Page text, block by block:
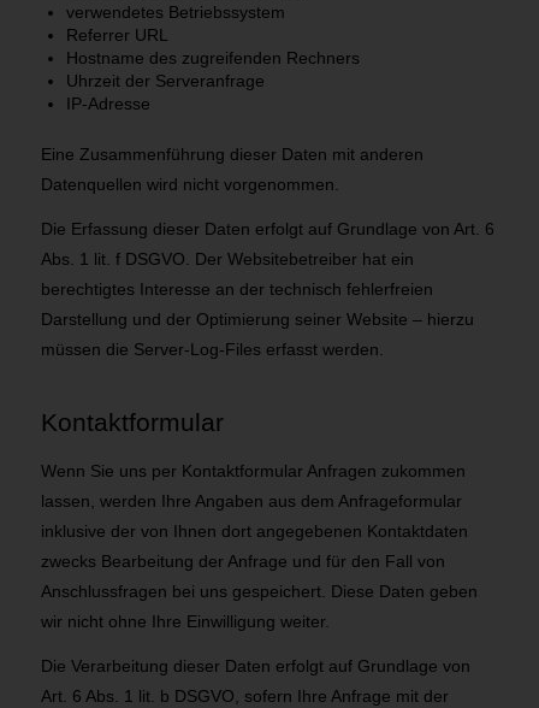
verwendetes Betriebssystem
Referrer URL
Hostname des zugreifenden Rechners
Uhrzeit der Serveranfrage
IP-Adresse
Eine Zusammenführung dieser Daten mit anderen
Datenquellen wird nicht vorgenommen.
Die Erfassung dieser Daten erfolgt auf Grundlage von Art. 6
Abs. 1 lit. f DSGVO. Der Websitebetreiber hat ein
berechtigtes Interesse an der technisch fehlerfreien
Darstellung und der Optimierung seiner Website – hierzu
müssen die Server-Log-Files erfasst werden.
Kontaktformular
Wenn Sie uns per Kontaktformular Anfragen zukommen
lassen, werden Ihre Angaben aus dem Anfrageformular
inklusive der von Ihnen dort angegebenen Kontaktdaten
zwecks Bearbeitung der Anfrage und für den Fall von
Anschlussfragen bei uns gespeichert. Diese Daten geben
wir nicht ohne Ihre Einwilligung weiter.
Die Verarbeitung dieser Daten erfolgt auf Grundlage von
Art. 6 Abs. 1 lit. b DSGVO, sofern Ihre Anfrage mit der